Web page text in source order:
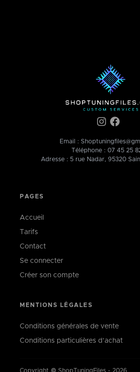
Email :
Téléphone : 07 45 25
Adresse : 5 rue Nadar, 95320
PAGES
Accueil
Tarifs
Contact
Se connecter
Créer son compte
MENTIONS LÉGALES
Conditions générales de vente
Conditions particulières d’achat